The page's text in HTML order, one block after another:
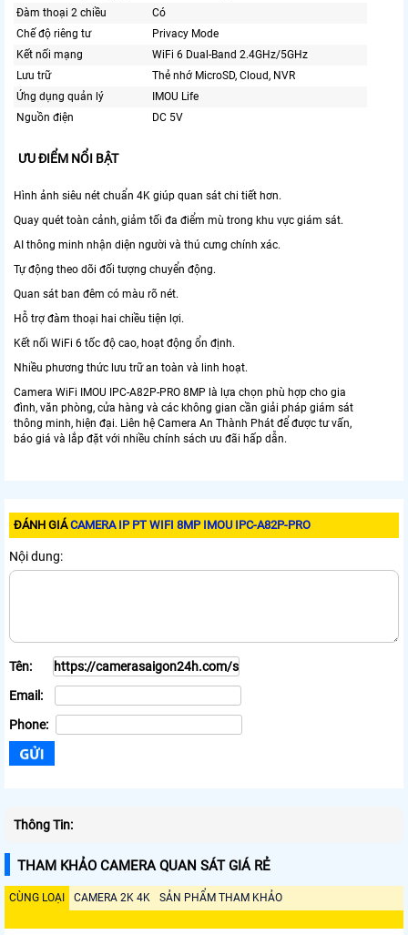
Đàm thoại 2 chiều
Có
Chế độ riêng tư
Privacy Mode
Kết nối mạng
WiFi 6 Dual-Band 2.4GHz/5GHz
Lưu trữ
Thẻ nhớ MicroSD, Cloud, NVR
Ứng dụng quản lý
IMOU Life
Nguồn điện
DC 5V
ƯU ĐIỂM NỔI BẬT
Hình ảnh siêu nét chuẩn 4K giúp quan sát chi tiết hơn.
Quay quét toàn cảnh, giảm tối đa điểm mù trong khu vực giám sát.
AI thông minh nhận diện người và thú cưng chính xác.
Tự động theo dõi đối tượng chuyển động.
Quan sát ban đêm có màu rõ nét.
Hỗ trợ đàm thoại hai chiều tiện lợi.
Kết nối WiFi 6 tốc độ cao, hoạt động ổn định.
Nhiều phương thức lưu trữ an toàn và linh hoạt.
Camera WiFi IMOU IPC-A82P-PRO 8MP là lựa chọn phù hợp cho gia
đình, văn phòng, cửa hàng và các không gian cần giải pháp giám sát
thông minh, hiện đại. Liên hệ Camera An Thành Phát để được tư vấn,
báo giá và lắp đặt với nhiều chính sách ưu đãi hấp dẫn.
ĐÁNH GIÁCAMERA IP PT WIFI 8MP IMOU IPC-A82P-PRO
Nội dung:
Tên:
Email:
Phone:
Thông Tin:
THAM KHẢO CAMERA QUAN SÁT GIÁ RẺ
CÙNG LOẠI CAMERA 2K 4K SẢN PHẨM THAM KHẢO